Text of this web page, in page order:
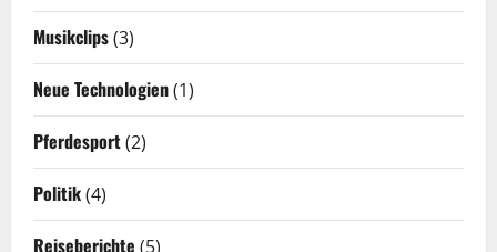
Musikclips(3)
Neue Technologien(1)
Pferdesport(2)
Politik(4)
Reiseberichte (5)